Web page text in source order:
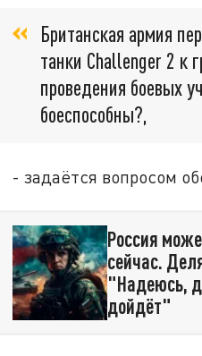
​Британская армия
танки Challenger 2 к
проведения боевых
боеспособны?,
- задаётся вопросом
Россия
сейчас.
"Надеюсь,
дойдёт"